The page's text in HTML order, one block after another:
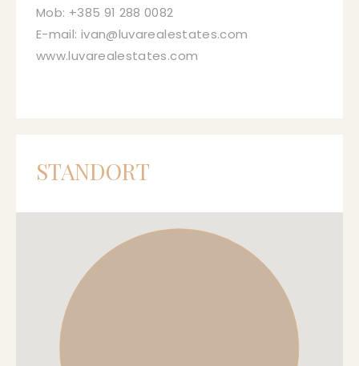
Mob: +385 91 288 0082
E-mail: ivan@luvarealestates.com
www.luvarealestates.com
STANDORT